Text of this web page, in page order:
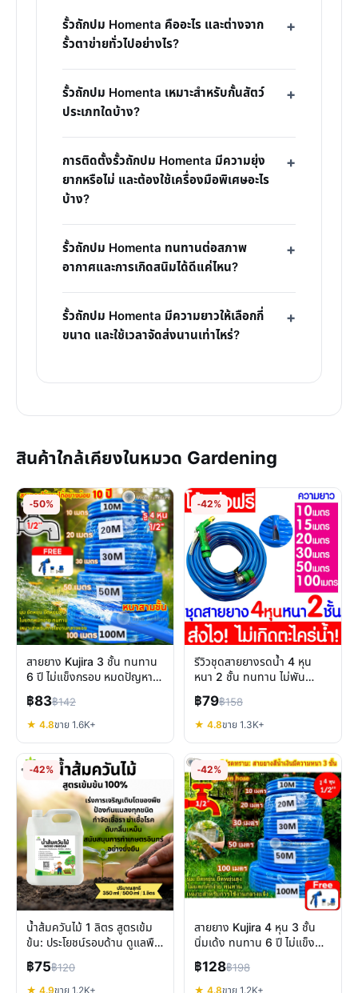
รั้วถักปม Homenta คืออะไร และต่างจาก
รั้วตาข่ายทั่วไปอย่างไร?
รั้วถักปม Homenta เหมาะสำหรับกั้นสัตว์
ประเภทใดบ้าง?
การติดตั้งรั้วถักปม Homenta มีความยุ่ง
ยากหรือไม่ และต้องใช้เครื่องมือพิเศษอะไร
บ้าง?
รั้วถักปม Homenta ทนทานต่อสภาพ
อากาศและการเกิดสนิมได้ดีแค่ไหน?
รั้วถักปม Homenta มีความยาวให้เลือกกี่
ขนาด และใช้เวลาจัดส่งนานเท่าไหร่?
สินค้าใกล้เคียงในหมวด Gardening
-50%
สายยาง Kujira 3 ชั้น ทนทาน
6 ปี ไม่แข็งกรอบ หมดปัญหา
สายรั่วซึม
฿83฿142
★ 4.8ขาย 1.6K+
-42%
รีวิวชุดสายยางรดน้ำ 4 หุน
หนา 2 ชั้น ทนทาน ไม่พัน
พร้อมหัวฉีด ใช้งานง่าย
฿79฿158
★ 4.8ขาย 1.3K+
-42%
น้ำส้มควันไม้ 1 ลิตร สูตรเข้ม
ข้น: ประโยชน์รอบด้าน ดูแลพืช
สัตว์ ดิน อย่างยั่งยืน
฿75฿120
-42%
สายยาง Kujira 4 หุน 3 ชั้น
นิ่มเด้ง ทนทาน 6 ปี ไม่แข็ง
กรอบ พร้อมหัวฉีด
฿128฿198